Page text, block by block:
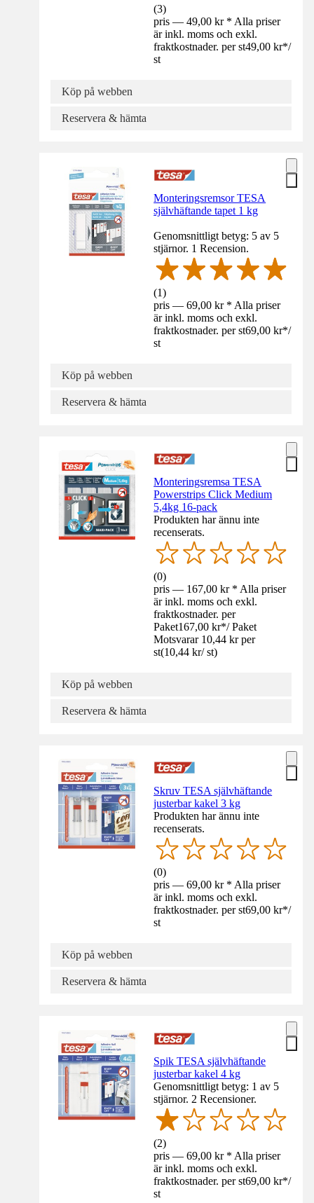
(3)
pris — 49,00 kr * Alla priser
är inkl. moms och exkl.
fraktkostnader. per st49,00 kr*/
st
Köp på webben
Reservera & hämta
Monteringsremsor TESA
självhäftande tapet 1 kg
Genomsnittligt betyg: 5 av 5
stjärnor. 1 Recension.
(1)
pris — 69,00 kr * Alla priser
är inkl. moms och exkl.
fraktkostnader. per st69,00 kr*/
st
Köp på webben
Reservera & hämta
Monteringsremsa TESA
Powerstrips Click Medium
5,4kg 16-pack
Produkten har ännu inte
recenserats.
(0)
pris — 167,00 kr * Alla priser
är inkl. moms och exkl.
fraktkostnader. per
Paket167,00 kr*/ Paket
Motsvarar 10,44 kr per
st(10,44 kr/ st)
Köp på webben
Reservera & hämta
Skruv TESA självhäftande
justerbar kakel 3 kg
Produkten har ännu inte
recenserats.
(0)
pris — 69,00 kr * Alla priser
är inkl. moms och exkl.
fraktkostnader. per st69,00 kr*/
st
Köp på webben
Reservera & hämta
Spik TESA självhäftande
justerbar kakel 4 kg
Genomsnittligt betyg: 1 av 5
stjärnor. 2 Recensioner.
(2)
pris — 69,00 kr * Alla priser
är inkl. moms och exkl.
fraktkostnader. per st69,00 kr*/
st